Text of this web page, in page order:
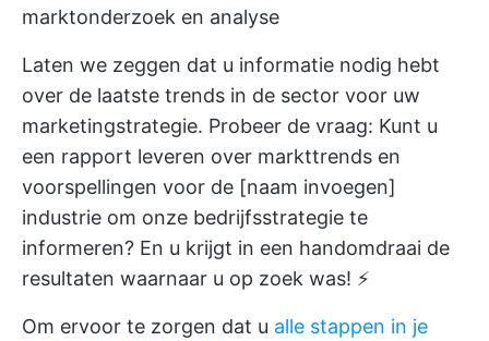
marktonderzoek en analyse
Laten we zeggen dat u informatie nodig hebt
over de laatste trends in de sector voor uw
marketingstrategie. Probeer de vraag: Kunt u
een rapport leveren over markttrends en
voorspellingen voor de [naam invoegen]
industrie om onze bedrijfsstrategie te
informeren? En u krijgt in een handomdraai de
resultaten waarnaar u op zoek was! ⚡
Om ervoor te zorgen dat u alle stappen in je